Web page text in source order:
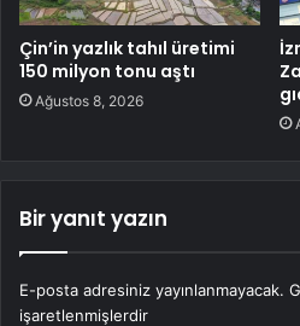
Çin’in yazlık tahıl üretimi
150 milyon tonu aştı
Ağustos 8, 2026
Bir yanıt yazın
E-posta adresiniz yayınlanmayacak.
işaretlenmişlerdir